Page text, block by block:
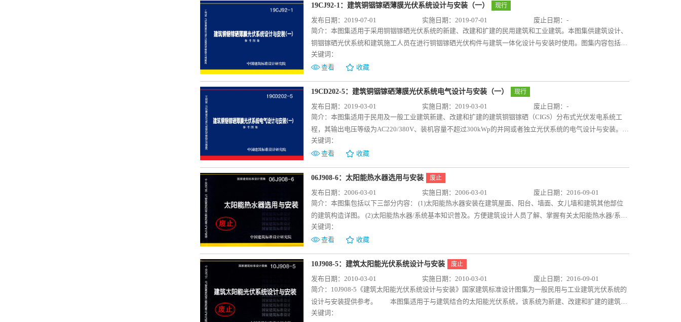
环的太阳能热水系统及其运行原理图；以及安装在屋面、阳台和墙面的建筑构造，管线布置、室内机、影屏安
装详图；图集中还有皇明太阳能股份有限公司的真空管集热器、普通联集管集热器、U型管集热器和热管集热
器产品参数及太阳能3G时代系统产品供设计人员选用。 当前部分省市强制推广太阳能热水系统，要求12层
及以下的住宅和学校、医院、酒店等热水消耗大户要采用太阳能热水系统提供生活热水，并采用与建筑一体化
技术。本图集对太阳能热水系统在建筑上的应用具有积极地推动作用。
19CJ92-1：建筑铜铟镓硒薄膜光伏系统设计与安装（一） 现行
发布日期：2019-07-01 实施日期：2019-07-01
废止日期：-
简介： 本图集适用于采用铜铟镓硒光伏系统的新建、改建和扩建的民用建筑和工业建筑。本图集供建筑设计、
铜铟镓硒光伏系统和建筑施工人员在进行铜铟镓硒光伏构件与建筑一体化设计与安装时使用。图集内容包括：
①铜铟镓硒光伏系统组成、技术参数、组件拼接方式等；②铜铟镓硒光伏系统与建筑一体化设计要求、安全措
施等要求；③铜铟镓硒光伏系统安装在建筑幕墙、墙面、屋面、采光顶、遮阳板、护栏等建筑其他部位典型的
建筑构造详图；④铜铟镓硒光伏组件技术参数（举例）、色彩和工程实例等。铜铟镓硒薄膜光伏建筑一体化将
带来能源与建筑领域的深刻变革。在能源领域，将推动分布式绿色清洁能源的普及使用，使城市从能源消费型
城市向能源生产型城市转变。在建筑领域，将逐步转变建筑发展方向，使绿色、清洁、装配一体的概念深入人
心，重构城市肌理和城市气息。
关键词：
查看
收藏
19CD202-5：建筑铜铟镓硒薄膜光伏系统电气设计与安装（一） 现行
发布日期：2019-03-01 实施日期：2019-03-01
废止日期：-
简介： 本图集适用于民用及一般工业建筑新建、改建和扩建的建筑铜铟镓硒（CIGS）分布式光伏发电系统工
程，其输出电压等级为AC220/380V、装机容量不超过300kWp的并网或者独立光伏系统的电气设计与安装。容
量超过300kWp的建筑CIGS薄膜光伏发电系统工程亦可参考此图集。 本图集编制内容主要包括：建筑CIGS光伏
系统术语和符号、电气设计与施工一般规定、发电系统分类、光伏组件技术参数及要求、并网光伏发电系统容
量设计方式、独立光伏发电系统容量设计方式，逆变器、汇流箱（直流配电柜）、交流并网柜、并网接入等技
术的设计及原理，建筑CIGS光伏组件负极接地、防雷与接地设计方式及要求。同时针对施工编制了施工布线方
式、汇流箱安装及电缆槽盒安装、电缆槽盒接地及防火封堵措施和有关建筑CIGS相关技术要求及工程案例。
关键词：
查看
收藏
06J908-6：太阳能热水器选用与安装 废止
发布日期：2006-03-01 实施日期：2006-03-01
废止日期：2016-09-01
简介： 本图集包括以下三部分内容： (1)太阳能热水器安装在建筑屋面、阳台、墙面、女儿墙和建筑其他部位
的建筑构造详图。 (2)太阳能热水器/系统基本知识普及。方便建筑设计人员了解、掌握有关太阳能热水器/系统
方面的知识。 (3)国内外太阳能热水器与建筑结合的工程实例,附以照片和文字说明，加深建筑设计人员对太阳
能热水器与建筑结合的理解、认识，开阔思路。
关键词：
查看
收藏
10J908-5：建筑太阳能光伏系统设计与安装 废止
发布日期：2010-03-01 实施日期：2010-03-01
废止日期：2016-09-01
简介： 10J908-5《建筑太阳能光伏系统设计与安装》国家建筑标准设计图集为一般民用与工业建筑光伏系统的
设计与安装提供参考。 本图集适用于与建筑结合的太阳能光伏系统，该系统为新建、改建和扩建的建筑或
城市电网提供电力。本图集供建筑设计人员在进行建筑设计时参考使用，同时也为建筑施工单位安装光伏组件
关键词：